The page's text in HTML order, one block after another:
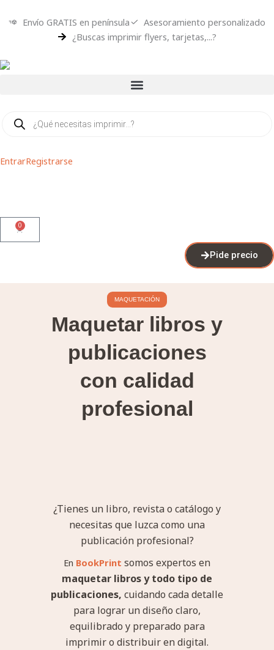
Envío GRATIS en península
Asesoramiento personalizado
¿Buscas imprimir flyers, tarjetas,...?
EntrarRegistrarse
0
Cart
Pide precio
MAQUETACIÓN
Maquetar libros y
publicaciones
con calidad
profesional
¿Tienes un libro, revista o catálogo y
necesitas que luzca como una
publicación profesional?
En BookPrint somos expertos en
maquetar libros y todo tipo de
publicaciones, cuidando cada detalle
para lograr un diseño claro,
equilibrado y preparado para
imprimir o distribuir en digital.